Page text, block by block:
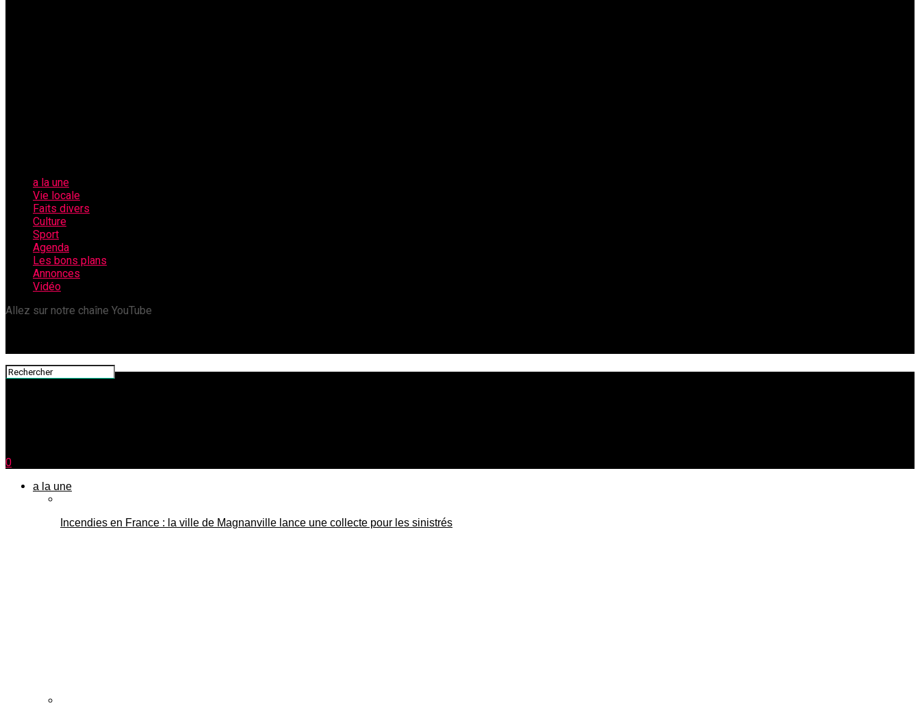
a la une
Vie locale
Faits divers
Culture
Sport
Agenda
Les bons plans
Annonces
Vidéo
Allez sur notre chaîne YouTube
0
a la une
Incendies en France : la ville de Magnanville lance une collecte pour les sinistrés